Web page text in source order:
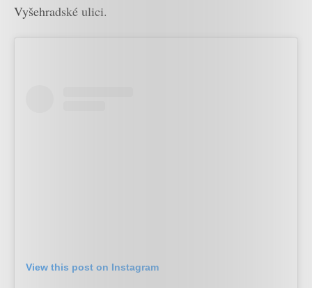
Vyšehradské ulici.
View this post on Instagram